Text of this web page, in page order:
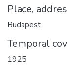
Place,
Budapest
Temporal
1925